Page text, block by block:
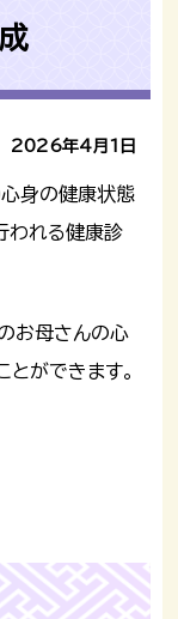
2026年4月1日
身の健康状態
われる健康診
お母さんの心
ができます。